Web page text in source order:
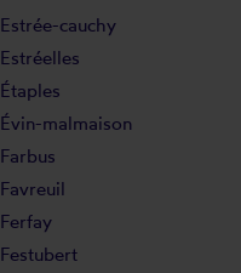
Estrée-cauchy
Estréelles
Étaples
Évin-malmaison
Farbus
Favreuil
Ferfay
Festubert